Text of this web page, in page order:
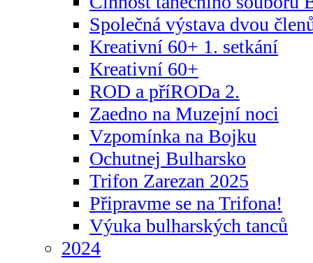
Společná výstava dvou
Kreativní 60+ 1. setkání
Kreativní 60+
ROD a příRODa 2.
Zaedno na Muzejní noci
Vzpomínka na Bojku
Ochutnej Bulharsko
Trifon Zarezan 2025
Připravme se na Trifona!
Výuka bulharských tanců
2024